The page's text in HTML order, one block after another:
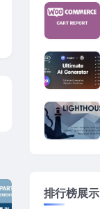
排行榜展示